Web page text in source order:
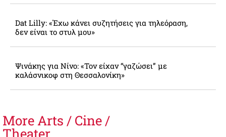
Dat Lilly: «Έχω κάνει συζητήσεις για τηλεόραση,
δεν είναι το στυλ μου»
Ψινάκης για Νίνο: «Τον είχαν “γαζώσει” με
καλάσνικοφ στη Θεσσαλονίκη»
MoreArts / Cine /